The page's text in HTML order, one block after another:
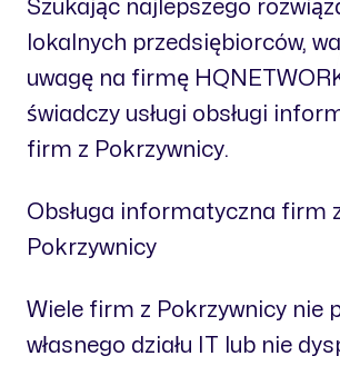
Szukając najlepszego
lokalnych przedsiębiorców,
uwagę na firmę
świadczy usługi obsługi
firm z Pokrzywnicy.
Obsługa informatyczna firm
Pokrzywnicy
Wiele firm z Pokrzywnicy nie
własnego działu IT lub nie